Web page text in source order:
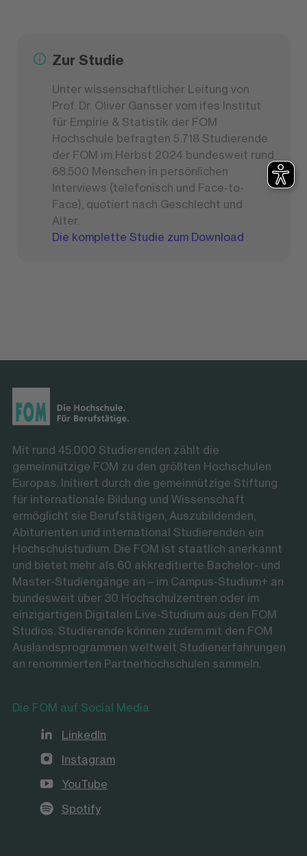
Zur Studie
Unter wissenschaftlicher Leitung von
Prof. Dr. Oliver Gansser vom ifes Institut
für Empirie & Statistik der FOM
Hochschule befragten 5.718 Studierende
der FOM im Herbst 2024 bundesweit rund
68.500 Menschen in persönlichen
Interviews (telefonisch und Face-to-
Face), quotiert nach Geschlecht und
Alter.
Die komplette Studie zum Download
Mit rund 45.000 Studierenden zählt die
gemeinnützige FOM zu den größten Hochschulen
Europas. Initiiert durch die gemeinnützige Stiftung
für internationale Bildung und Wissenschaft
ermöglicht sie Berufstätigen, Auszubildenden,
Abiturienten und international Studierenden ein
Hochschulstudium. Die FOM ist staatlich anerkannt
und bietet mehr als 60 akkreditierte Bachelor- und
Master-Studiengänge an – im Campus-Studium+ an
bundesweit über 30 Hochschulzentren oder im
einzigartigen Digitalen Live-Studium aus den FOM
Studios. Studierende können zudem mit den FOM
Auslandsprogrammen weltweit Studienerfahrungen
an renommierten Partnerhochschulen sammeln.
Die FOM auf Social Media
LinkedIn
Instagram
YouTube
Spotify